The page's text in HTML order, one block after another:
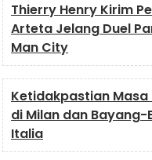
Thierry Henry Kirim
Arteta Jelang Duel
Man City
Ketidakpastian Masa
di Milan dan
Italia